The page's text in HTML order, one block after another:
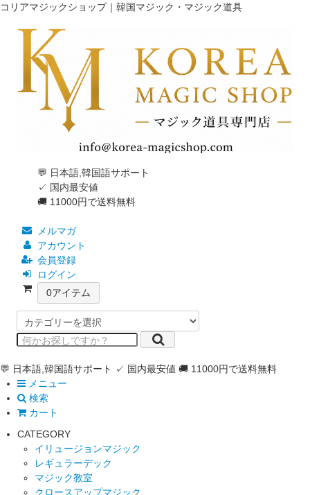
コリアマジックショップ｜韓国マジック・マジック道具
💬 日本語,韓国語サポート
✓ 国内最安値
🚚 11000円で送料無料
メルマガ
アカウント
会員登録
ログイン
0アイテム
💬 日本語,韓国語サポート ✓ 国内最安値 🚚 11000円で送料無料
メニュー
検索
カート
CATEGORY
イリュージョンマジック
レギュラーデック
マジック教室
クロースアップマジック